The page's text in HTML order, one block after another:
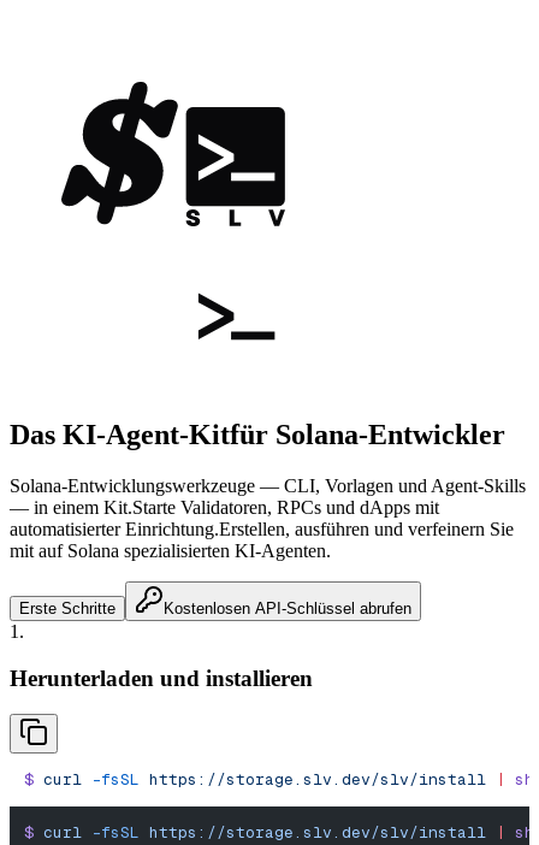
Das KI-Agent-Kitfür Solana-Entwickler
Solana-Entwicklungswerkzeuge — CLI, Vorlagen und Agent-Skills
— in einem Kit.Starte Validatoren, RPCs und dApps mit
automatisierter Einrichtung.Erstellen, ausführen und verfeinern Sie
mit auf Solana spezialisierten KI-Agenten.
Erste Schritte Kostenlosen API-Schlüssel abrufen
1.
Herunterladen und installieren
$ curl -fsSL https://storage.slv.dev/slv/install | sh
$ curl -fsSL https://storage.slv.dev/slv/install |
sh